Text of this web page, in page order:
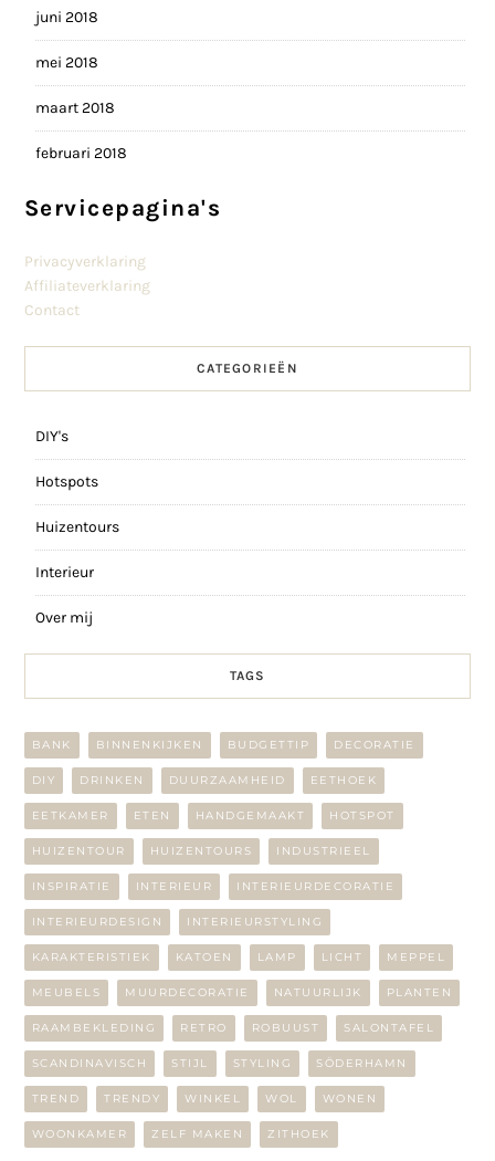
juni 2018
mei 2018
maart 2018
februari 2018
Servicepagina's
Privacyverklaring
Affiliateverklaring
Contact
CATEGORIEËN
DIY's
Hotspots
Huizentours
Interieur
Over mij
TAGS
BANK BINNENKIJKEN BUDGETTIP DECORATIE
DIY DRINKEN DUURZAAMHEID EETHOEK
EETKAMER ETEN HANDGEMAAKT HOTSPOT
HUIZENTOUR HUIZENTOURS INDUSTRIEEL
INSPIRATIE INTERIEUR INTERIEURDECORATIE
INTERIEURDESIGN INTERIEURSTYLING
KARAKTERISTIEK KATOEN LAMP LICHT MEPPEL
MEUBELS MUURDECORATIE NATUURLIJK PLANTEN
RAAMBEKLEDING RETRO ROBUUST SALONTAFEL
SCANDINAVISCH STIJL STYLING SÖDERHAMN
TREND TRENDY WINKEL WOL WONEN
WOONKAMER ZELF MAKEN ZITHOEK